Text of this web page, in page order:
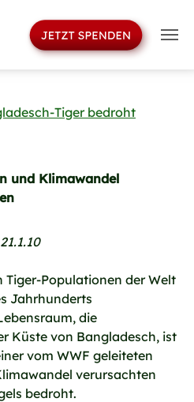
Tiger bedroht
und Klimawandel
Tiger-Populationen der Welt
Jahrhunderts
die
Küste von Bangladesch, ist
vom WWF geleiteten
verursachten
bedroht.